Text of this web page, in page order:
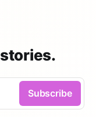
Subscribe